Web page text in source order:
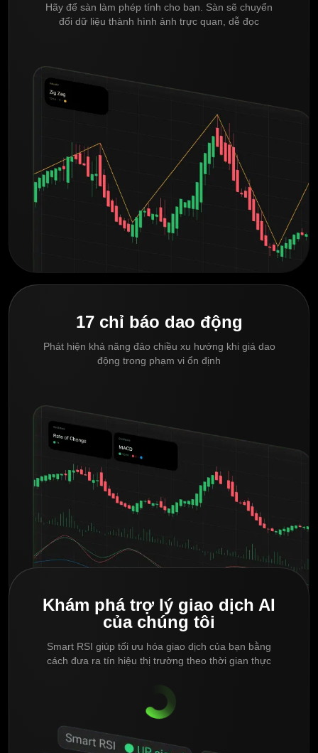
Hãy để sàn làm phép tính cho bạn. Sàn sẽ chuyển
đổi dữ liệu thành hình ảnh trực quan, dễ đọc
17 chỉ báo dao động
Phát hiện khả năng đảo chiều xu hướng khi giá dao
động trong phạm vi ổn định
Khám phá trợ lý giao dịch AI
của chúng tôi
Smart RSI giúp tối ưu hóa giao dịch của bạn bằng
cách đưa ra tín hiệu thị trường theo thời gian thực